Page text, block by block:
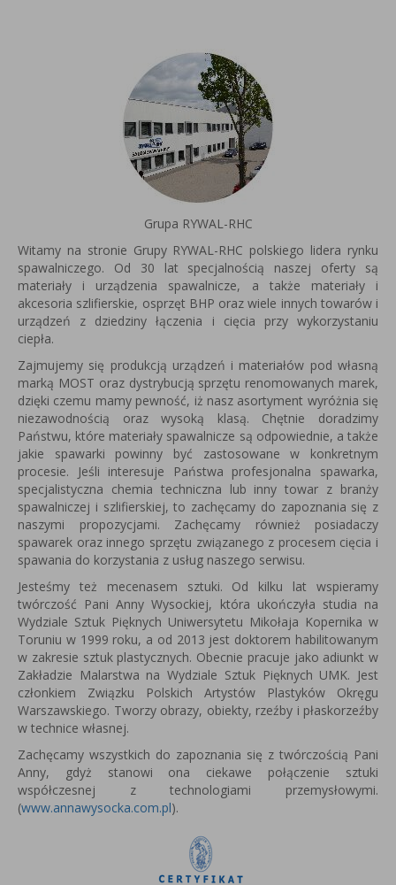
Grupa RYWAL-RHC
Witamy na stronie Grupy RYWAL-RHC polskiego lidera rynku
spawalniczego. Od 30 lat specjalnością naszej oferty są
materiały i urządzenia spawalnicze, a także materiały i
akcesoria szlifierskie, osprzęt BHP oraz wiele innych towarów i
urządzeń z dziedziny łączenia i cięcia przy wykorzystaniu
ciepła.
Zajmujemy się produkcją urządzeń i materiałów pod własną
marką MOST oraz dystrybucją sprzętu renomowanych marek,
dzięki czemu mamy pewność, iż nasz asortyment wyróżnia się
niezawodnością oraz wysoką klasą. Chętnie doradzimy
Państwu, które materiały spawalnicze są odpowiednie, a także
jakie spawarki powinny być zastosowane w konkretnym
procesie. Jeśli interesuje Państwa profesjonalna spawarka,
specjalistyczna chemia techniczna lub inny towar z branży
spawalniczej i szlifierskiej, to zachęcamy do zapoznania się z
naszymi propozycjami. Zachęcamy również posiadaczy
spawarek oraz innego sprzętu związanego z procesem cięcia i
spawania do korzystania z usług naszego serwisu.
Jesteśmy też mecenasem sztuki. Od kilku lat wspieramy
twórczość Pani Anny Wysockiej, która ukończyła studia na
Wydziale Sztuk Pięknych Uniwersytetu Mikołaja Kopernika w
Toruniu w 1999 roku, a od 2013 jest doktorem habilitowanym
w zakresie sztuk plastycznych. Obecnie pracuje jako adiunkt w
Zakładzie Malarstwa na Wydziale Sztuk Pięknych UMK. Jest
członkiem Związku Polskich Artystów Plastyków Okręgu
Warszawskiego. Tworzy obrazy, obiekty, rzeźby i płaskorzeźby
w technice własnej.
Zachęcamy wszystkich do zapoznania się z twórczością Pani
Anny, gdyż stanowi ona ciekawe połączenie sztuki
współczesnej z technologiami przemysłowymi.
(www.annawysocka.com.pl).